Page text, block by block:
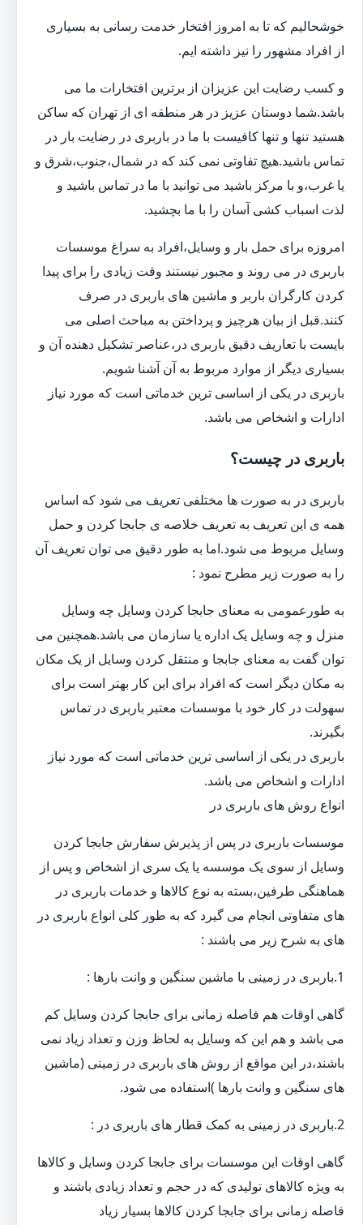
خوشحالیم که تا به امروز افتخار خدمت رسانی به بسیاری
از افراد مشهور را نیز داشته ایم.
و کسب رضایت این عزیزان از برترین افتخارات ما می
باشد.شما دوستان عزیز در هر منطقه ای از تهران که ساکن
هستید تنها و تنها کافیست با ما در باربری در رضایت بار در
تماس باشید.هیچ تفاوتی نمی کند که در شمال،جنوب،شرق و
یا غرب،و با مرکز باشید می توانید با ما در تماس باشید و
لذت اسباب کشی آسان را با ما بچشید.
امروزه برای حمل بار و وسایل،افراد به سراغ موسسات
باربری در می روند و مجبور نیستند وقت زیادی را برای پیدا
کردن کارگران باربر و ماشین های باربری در صرف
کنند.قبل از بیان هرچیز و پرداختن به مباحث اصلی می
بایست با تعاریف دقیق باربری در،عناصر تشکیل دهنده آن و
بسیاری دیگر از موارد مربوط به آن آشنا شویم.
باربری در یکی از اساسی ترین خدماتی است که مورد نیاز
ادارات و اشخاص می باشد.
باربری در چیست؟
باربری در به صورت ها مختلفی تعریف می شود که اساس
همه ی این تعریف به تعریف خلاصه ی جابجا کردن و حمل
وسایل مربوط می شود.اما به طور دقیق می توان تعریف آن
را به صورت زیر مطرح نمود :
به طورعمومی به معنای جابجا کردن وسایل چه وسایل
منزل و چه وسایل یک اداره یا سازمان می باشد.همچنین می
توان گفت به معنای جابجا و منتقل کردن وسایل از یک مکان
به مکان دیگر است که افراد برای این کار بهتر است برای
سهولت در کار خود با موسسات معتبر باربری در تماس
بگیرند.
باربری در یکی از اساسی ترین خدماتی است که مورد نیاز
ادارات و اشخاص می باشد.
انواع روش های باربری در
موسسات باربری در پس از پذیرش سفارش جابجا کردن
وسایل از سوی یک موسسه یا یک سری از اشخاص و پس از
هماهنگی طرفین،بسته به نوع کالاها و خدمات باربری در
های متفاوتی انجام می گیرد که به طور کلی انواع باربری در
های به شرح زیر می باشند :
1.باربری در زمینی با ماشین سنگین و وانت بارها :
گاهی اوقات هم فاصله زمانی برای جابجا کردن وسایل کم
می باشد و هم این که وسایل به لحاظ وزن و تعداد زیاد نمی
باشند،در این مواقع از روش های باربری در زمینی (ماشین
های سنگین و وانت بارها )استفاده می شود.
2.باربری در زمینی به کمک قطار های باربری در :
گاهی اوقات این موسسات برای جابجا کردن وسایل و کالاها
به ویژه کالاهای تولیدی که در حجم و تعداد زیادی باشند و
فاصله زمانی برای جابجا کردن کالاها بسیار زیاد